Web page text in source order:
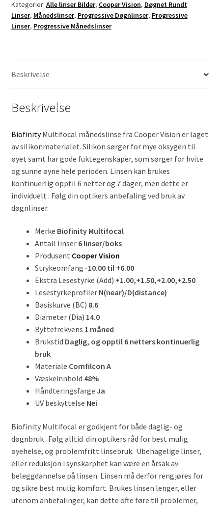
Kategorier: Alle linser Bilder, Cooper Vision, Døgnet Rundt
Linser, Månedslinser, Progressive Døgnlinser, Progressive
Linser, Progressive Månedslinser
Beskrivelse
Beskrivelse
BiofinityMultifocal månedslinse fra Cooper Vision er laget
av silikonmaterialet. Silikon sørger for mye oksygen til
øyet samt har gode fuktegenskaper, som sørger for hvite
og sunne øyne hele perioden. Linsen kan brukes
kontinuerlig opptil 6 netter og 7 dager, men dette er
individuelt . Følg din optikers anbefaling ved bruk av
døgnlinser.
Merke Biofinity Multifocal
Antall linser 6 linser/boks
Produsent Cooper Vision
Strykeomfang -10.00 til +6.00
Ekstra Lesestyrke (Add) +1.00,+1.50,+2.00,+2.50
Lesestyrkeprofiler N(near)/D(distance)
Basiskurve (BC) 8.6
Diameter (Dia) 14.0
Byttefrekvens 1 måned
Brukstid Daglig, og opptil 6 netters kontinuerlig
bruk
Materiale Comfilcon A
Væskeinnhold 48%
Håndteringsfarge Ja
UV beskyttelse Nei
Biofinity Multifocal er godkjent for både daglig- og
døgnbruk . Følg alltid din optikers råd for best mulig
øyehelse, og problemfritt linsebruk. Ubehagelige linser,
eller reduksjon i synskarphet kan være en årsak av
beleggdannelse på linsen. Linsen må derfor rengjøres for
og sikre best mulig komfort. Brukes linsen lenger, eller
utenom anbefalinger, kan dette ofte føre til problemer,